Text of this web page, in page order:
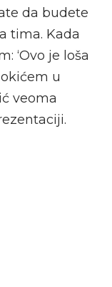
da budete
tima. Kada
‘Ovo je loša
u
veoma